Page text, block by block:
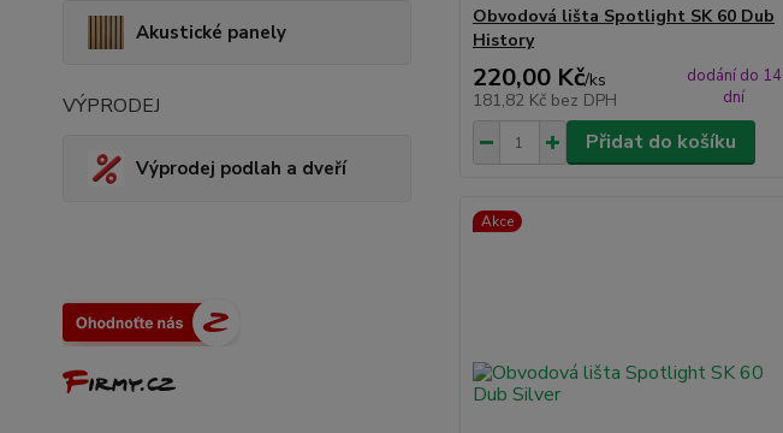
Akustické panely
VÝPRODEJ
Výprodej podlah a dveří
Obvodová lišta Spotlight SK 60 Dub
History
220,00 Kč/ks
181,82 Kč bez DPH
dodání do 14
dní
Přidat do košíku
Akce